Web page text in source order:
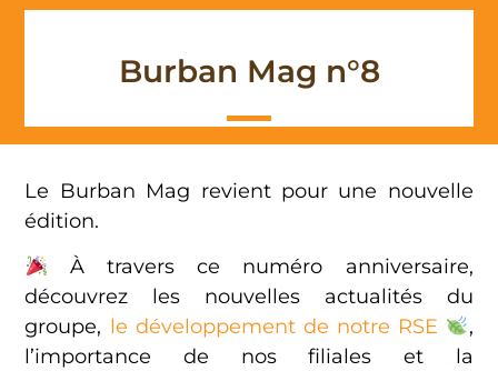
Burban Mag n°8
Le Burban Mag revient pour une nouvelle
édition.
À travers ce numéro anniversaire,
découvrez les nouvelles actualités du
groupe, le développement de notre RSE
,
l’importance de nos filiales et la